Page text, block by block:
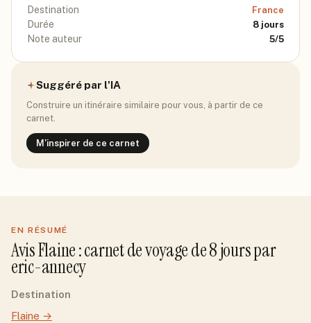
Destination France
Durée 8 jours
Note auteur 5/5
Suggéré par l'IA
Construire un itinéraire similaire pour vous, à partir de ce
carnet.
M'inspirer de ce carnet
EN RÉSUMÉ
AvisFlaine: carnet de voyage de8jourspar
eric-annecy
Destination
Flaine →